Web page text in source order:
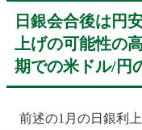
日銀会合後は円
上げの可能性の
期での米ドル/円
前述の1月の日銀利